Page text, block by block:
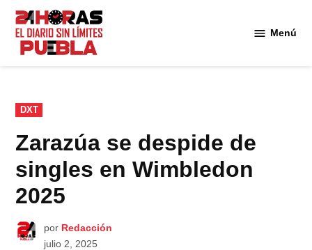
Saltar
contenido
Menú
PUBLICADO
EN
DXT
Zarazúa se despide de
singles en Wimbledon
2025
por Redacción
julio 2, 2025